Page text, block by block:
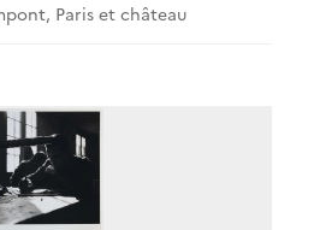
Paris et château